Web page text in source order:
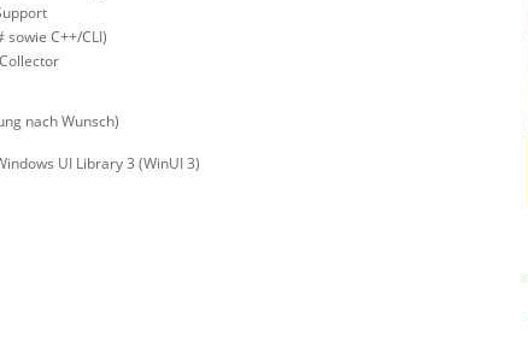
C++/CLI)
nach Wunsch)
UI Library 3 (WinUI 3)